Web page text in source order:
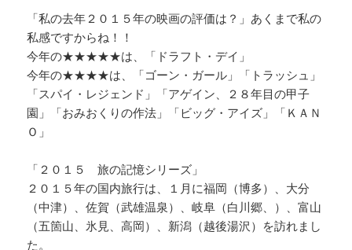
「私の去年２０１５年の映画の評価は？」あくまで私の
私感ですからね！！
今年の★★★★★は、「ドラフト・デイ」
今年の★★★★は、「ゴーン・ガール」「トラッシュ」
「スパイ・レジェンド」「アゲイン、２８年目の甲子
園」「おみおくりの作法」「ビッグ・アイズ」「ＫＡＮ
Ｏ」
「２０１５ 旅の記憶シリーズ」
２０１５年の国内旅行は、１月に福岡（博多）、大分
（中津）、佐賀（武雄温泉）、岐阜（白川郷、）、富山
（五箇山、氷見、高岡）、新潟（越後湯沢）を訪れまし
た。